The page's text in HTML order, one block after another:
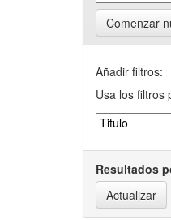
Comenzar
Añadir filtros:
Usa los filtros
Resultados